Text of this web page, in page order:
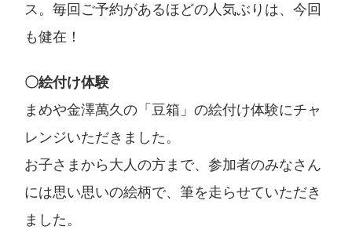
ス。毎回ご予約があるほどの人気ぶりは、今回
も健在！
〇絵付け体験
まめや金澤萬久の「豆箱」の絵付け体験にチャ
レンジいただきました。
お子さまから大人の方まで、参加者のみなさん
には思い思いの絵柄で、筆を走らせていただき
ました。